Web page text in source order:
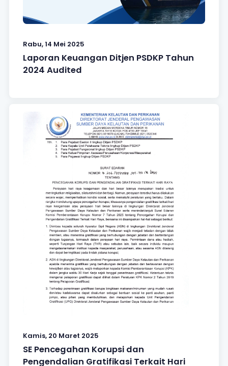
Rabu, 14 Mei 2025
Laporan Keuangan Ditjen PSDKP Tahun
2024 Audited
Kamis, 20 Maret 2025
SE Pencegahan Korupsi dan
Pengendalian Gratifikasi Terkait Hari